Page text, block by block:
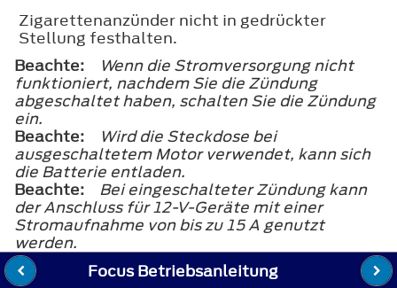
Zigarettenanzünder nicht in gedrückter
Stellung festhalten.
Beachte:
Wenn die Stromversorgung nicht
funktioniert, nachdem Sie die Zündung
abgeschaltet haben, schalten Sie die Zündung
ein.
Beachte:
Wird die Steckdose bei
ausgeschaltetem Motor verwendet, kann sich
die Batterie entladen.
Beachte:
Bei eingeschalteter Zündung kann
der Anschluss für 12-V-Geräte mit einer
Stromaufnahme von bis zu 15 A genutzt
werden.
Focus Betriebsanleitung